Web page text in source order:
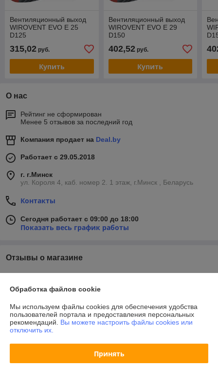
Вентиляционный выход
WIROVENT EVO E 25
D125
315,02 руб.
Купить
Вентиляционный выход
WIROVENT EVO E 29
D150
402,52руб.
Купить
О нас
Рейтинг не сформирован
Менее 5 отзывов за последний год
Компания продает на Deal.by
Работает с 29.05.2018
г. г.Минск
ул. Короля 4, каб. номер 2. 1 этаж, г.Минск , Беларусь
Контакты
Сегодня работает с 09:00 до 18:00
Показать весь график работы
Отзывы о магазине
О нас
Контакты
Обработка файлов cookie
Мы используем файлы cookies для обеспечения удобства
пользователей портала и предоставления персональных
рекомендаций. Вы можете настроить файлы cookies или
отключить их.
Принять